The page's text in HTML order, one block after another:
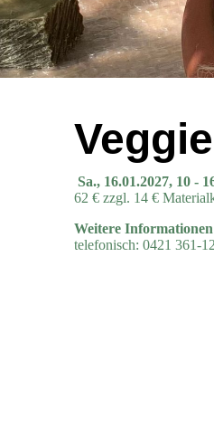
Sa., 16.01.2027, 10 -
62 € zzgl. 14 €
Weitere
telefonisch: 0421 361-